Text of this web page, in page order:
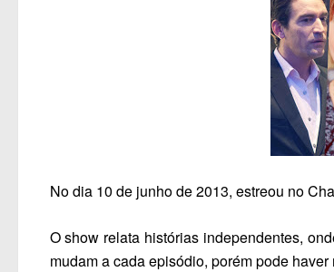
No dia 10 de junho de 2013, estreou no
O show relata histórias independentes,
mudam a cada episódio, porém pode